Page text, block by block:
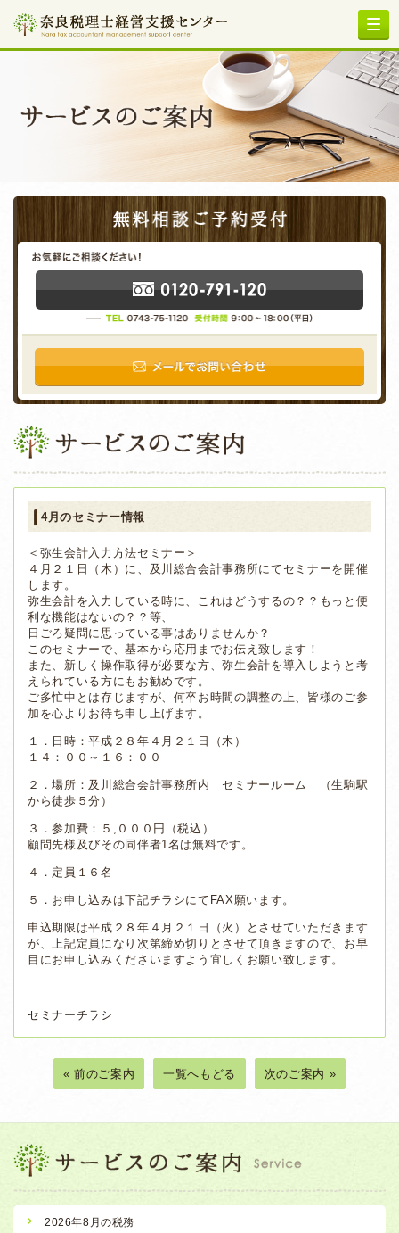
4月のセミナー情報
＜弥生会計入力方法セミナー＞
４月２１日（木）に、及川総合会計事務所にてセミナーを開催
します。
弥生会計を入力している時に、これはどうするの？？もっと便
利な機能はないの？？等、
日ごろ疑問に思っている事はありませんか？
このセミナーで、基本から応用までお伝え致します！
また、新しく操作取得が必要な方、弥生会計を導入しようと考
えられている方にもお勧めです。
ご多忙中とは存じますが、何卒お時間の調整の上、皆様のご参
加を心よりお待ち申し上げます。
１．日時：平成２８年４月２１日（木）
１４：００～１６：００
２．場所：及川総合会計事務所内 セミナールーム （生駒駅
から徒歩５分）
３．参加費：５,０００円（税込）
顧問先様及びその同伴者1名は無料です。
４．定員１６名
５．お申し込みは下記チラシにてFAX願います。
申込期限は平成２８年４月２１日（火）とさせていただきます
が、上記定員になり次第締め切りとさせて頂きますので、お早
目にお申し込みくださいますよう宜しくお願い致します。
セミナーチラシ
« 前のご案内 一覧へもどる 次のご案内 »
2026年8月の税務